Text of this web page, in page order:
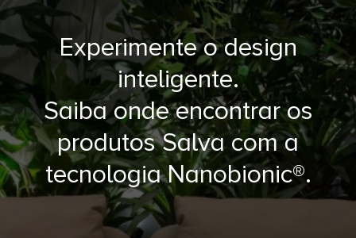
Experimente o design
inteligente.
Saiba onde encontrar os
produtos Salva com a
tecnologia Nanobionic®.